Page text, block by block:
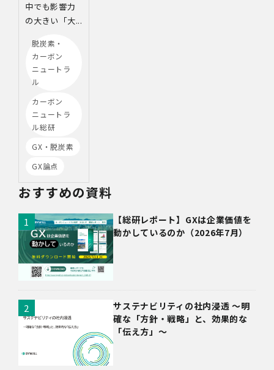
中でも影響力
の大きい「大...
脱炭素・
カーボン
ニュートラ
ル
カーボン
ニュートラ
ル総研
GX・脱炭素
GX論点
おすすめの資料
【総研レポート】GXは企業価値を
動かしているのか（2026年7月）
サステナビリティの社内浸透 〜明
確な「方針・戦略」と、効果的な
「伝え方」〜